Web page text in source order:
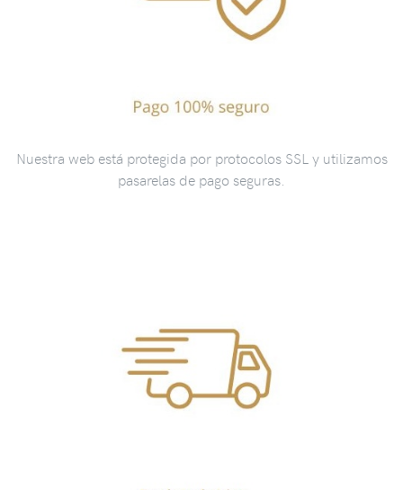
Nuestra web está protegida por protocolos SSL y utilizamos
pasarelas de pago seguras.